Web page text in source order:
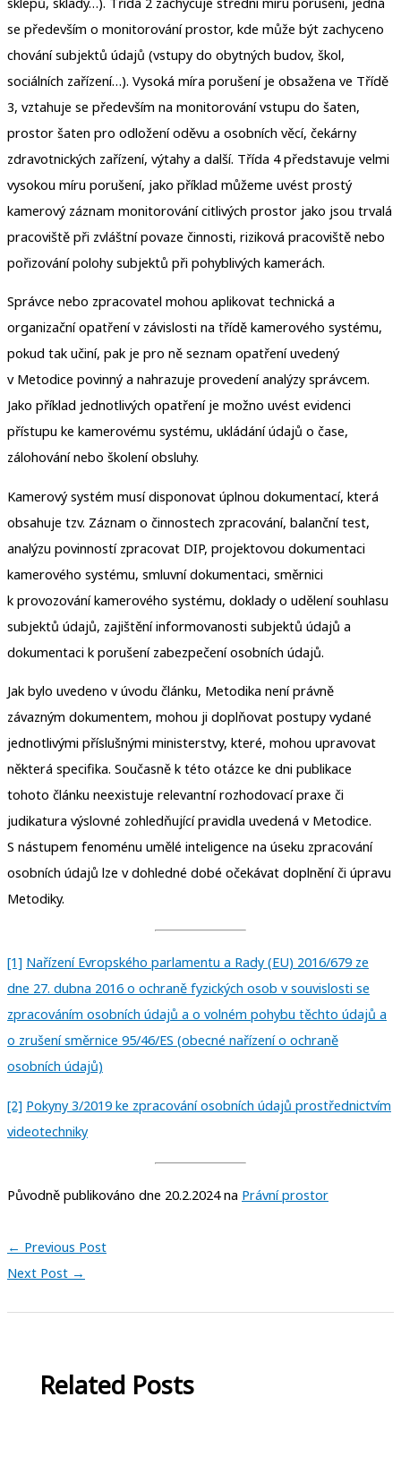
se především o monitorování prostor, kde může být zachyceno
chování subjektů údajů (vstupy do obytných budov, škol,
sociálních zařízení…). Vysoká míra porušení je obsažena ve Třídě
3, vztahuje se především na monitorování vstupu do šaten,
prostor šaten pro odložení oděvu a osobních věcí, čekárny
zdravotnických zařízení, výtahy a další. Třída 4 představuje velmi
vysokou míru porušení, jako příklad můžeme uvést prostý
kamerový záznam monitorování citlivých prostor jako jsou trvalá
pracoviště při zvláštní povaze činnosti, riziková pracoviště nebo
pořizování polohy subjektů při pohyblivých kamerách.
Správce nebo zpracovatel mohou aplikovat technická a
organizační opatření v závislosti na třídě kamerového systému,
pokud tak učiní, pak je pro ně seznam opatření uvedený
v Metodice povinný a nahrazuje provedení analýzy správcem.
Jako příklad jednotlivých opatření je možno uvést evidenci
přístupu ke kamerovému systému, ukládání údajů o čase,
zálohování nebo školení obsluhy.
Kamerový systém musí disponovat úplnou dokumentací, která
obsahuje tzv. Záznam o činnostech zpracování, balanční test,
analýzu povinností zpracovat DIP, projektovou dokumentaci
kamerového systému, smluvní dokumentaci, směrnici
k provozování kamerového systému, doklady o udělení souhlasu
subjektů údajů, zajištění informovanosti subjektů údajů a
dokumentaci k porušení zabezpečení osobních údajů.
Jak bylo uvedeno v úvodu článku, Metodika není právně
závazným dokumentem, mohou ji doplňovat postupy vydané
jednotlivými příslušnými ministerstvy, které, mohou upravovat
některá specifika. Současně k této otázce ke dni publikace
tohoto článku neexistuje relevantní rozhodovací praxe či
judikatura výslovné zohledňující pravidla uvedená v Metodice.
S nástupem fenoménu umělé inteligence na úseku zpracování
osobních údajů lze v dohledné dobé očekávat doplnění či úpravu
Metodiky.
[1] Nařízení Evropského parlamentu a Rady (EU) 2016/679 ze
dne 27. dubna 2016 o ochraně fyzických osob v souvislosti se
zpracováním osobních údajů a o volném pohybu těchto údajů a
o zrušení směrnice 95/46/ES (obecné nařízení o ochraně
osobních údajů)
[2] Pokyny 3/2019 ke zpracování osobních údajů prostřednictvím
videotechniky
Původně publikováno dne 20.2.2024 na Právní prostor
← Previous Post
Next Post →
Related Posts